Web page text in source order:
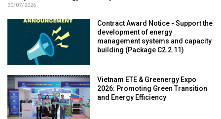
30/07/2026
Contract Award Notice - Support the
development of energy
management systems and capacity
building (Package C2.2.11)
Vietnam ETE & Greenergy Expo
2026: Promoting Green Transition
and Energy Efficiency